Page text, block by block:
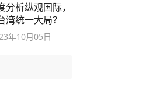
分析纵观国际，
湾统一大局？
年10月05日